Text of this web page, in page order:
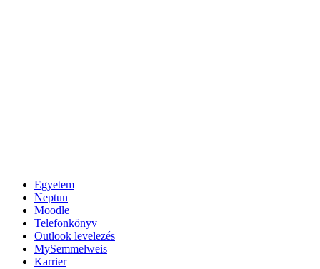
Egyetem
Neptun
Moodle
Telefonkönyv
Outlook levelezés
MySemmelweis
Karrier